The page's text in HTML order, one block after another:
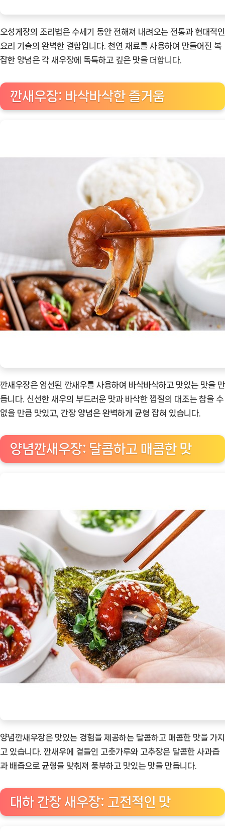
오성게장의 조리법은 수세기 동안 전해져 내려오는 전통과 현대적인
요리 기술의 완벽한 결합입니다. 천연 재료를 사용하여 만들어진 복
잡한 양념은 각 새우장에 독특하고 깊은 맛을 더합니다.
깐새우장: 바삭바삭한 즐거움
깐새우장은 엄선된 깐새우를 사용하여 바삭바삭하고 맛있는 맛을 만
듭니다. 신선한 새우의 부드러운 맛과 바삭한 껍질의 대조는 참을 수
없을 만큼 맛있고, 간장 양념은 완벽하게 균형 잡혀 있습니다.
양념깐새우장: 달콤하고 매콤한 맛
양념깐새우장은 맛있는 경험을 제공하는 달콤하고 매콤한 맛을 가지
고 있습니다. 깐새우에 곁들인 고춧가루와 고추장은 달콤한 사과즙
과 배즙으로 균형을 맞춰져 풍부하고 맛있는 맛을 만듭니다.
대하 간장 새우장: 고전적인 맛